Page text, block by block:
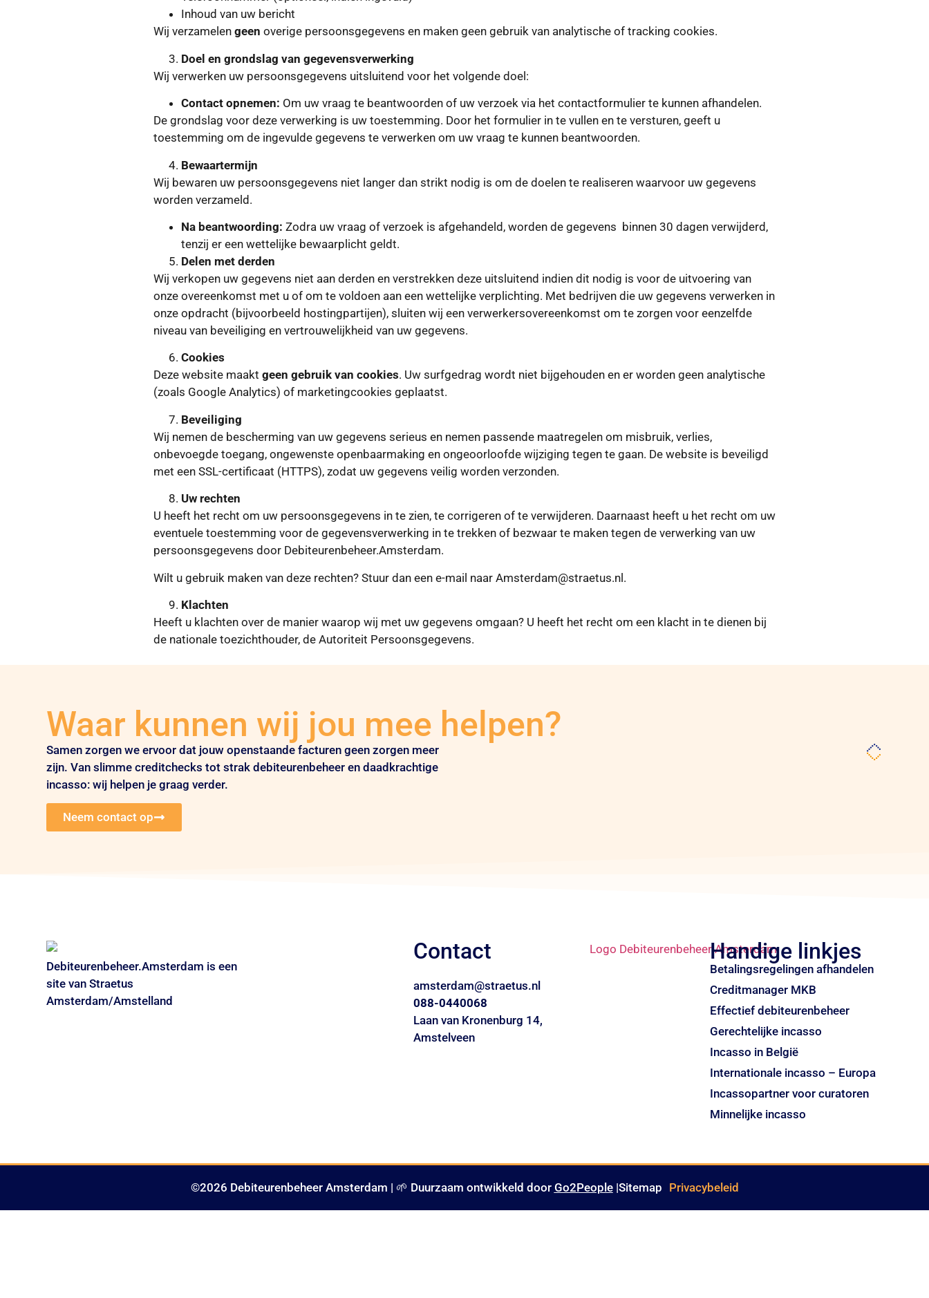
Inhoud van uw bericht
Wij verzamelen geen overige persoonsgegevens en maken geen gebruik van analytische of tracking cookies.
Doel en grondslag van gegevensverwerking
Wij verwerken uw persoonsgegevens uitsluitend voor het volgende doel:
Contact opnemen: Om uw vraag te beantwoorden of uw verzoek via het contactformulier te kunnen afhandelen.
De grondslag voor deze verwerking is uw toestemming. Door het formulier in te vullen en te versturen, geeft u
toestemming om de ingevulde gegevens te verwerken om uw vraag te kunnen beantwoorden.
Bewaartermijn
Wij bewaren uw persoonsgegevens niet langer dan strikt nodig is om de doelen te realiseren waarvoor uw gegevens
worden verzameld.
Na beantwoording: Zodra uw vraag of verzoek is afgehandeld, worden de gegevens binnen 30 dagen verwijderd,
tenzij er een wettelijke bewaarplicht geldt.
Delen met derden
Wij verkopen uw gegevens niet aan derden en verstrekken deze uitsluitend indien dit nodig is voor de uitvoering van
onze overeenkomst met u of om te voldoen aan een wettelijke verplichting. Met bedrijven die uw gegevens verwerken in
onze opdracht (bijvoorbeeld hostingpartijen), sluiten wij een verwerkersovereenkomst om te zorgen voor eenzelfde
niveau van beveiliging en vertrouwelijkheid van uw gegevens.
Cookies
Deze website maakt geen gebruik van cookies. Uw surfgedrag wordt niet bijgehouden en er worden geen analytische
(zoals Google Analytics) of marketingcookies geplaatst.
Beveiliging
Wij nemen de bescherming van uw gegevens serieus en nemen passende maatregelen om misbruik, verlies,
onbevoegde toegang, ongewenste openbaarmaking en ongeoorloofde wijziging tegen te gaan. De website is beveiligd
met een SSL-certificaat (HTTPS), zodat uw gegevens veilig worden verzonden.
Uw rechten
U heeft het recht om uw persoonsgegevens in te zien, te corrigeren of te verwijderen. Daarnaast heeft u het recht om uw
eventuele toestemming voor de gegevensverwerking in te trekken of bezwaar te maken tegen de verwerking van uw
persoonsgegevens door Debiteurenbeheer.Amsterdam.
Wilt u gebruik maken van deze rechten? Stuur dan een e-mail naar Amsterdam@straetus.nl.
Klachten
Heeft u klachten over de manier waarop wij met uw gegevens omgaan? U heeft het recht om een klacht in te dienen bij
de nationale toezichthouder, de Autoriteit Persoonsgegevens.
Waar kunnen wij jou mee helpen?
Samen zorgen we ervoor dat jouw openstaande facturen geen zorgen meer
zijn. Van slimme creditchecks tot strak debiteurenbeheer en daadkrachtige
incasso: wij helpen je graag verder.
Neem contact op
Debiteurenbeheer.Amsterdam is een
site van Straetus
Amsterdam/Amstelland
Contact
amsterdam@straetus.nl
088-0440068
Laan van Kronenburg 14,
Amstelveen
Handige linkjes
Betalingsregelingen afhandelen
Creditmanager MKB
Effectief debiteurenbeheer
Gerechtelijke incasso
Incasso in België
Internationale incasso – Europa
Incassopartner voor curatoren
Minnelijke incasso
©2026 Debiteurenbeheer Amsterdam | 🌱 Duurzaam ontwikkeld door Go2People|Sitemap Privacybeleid